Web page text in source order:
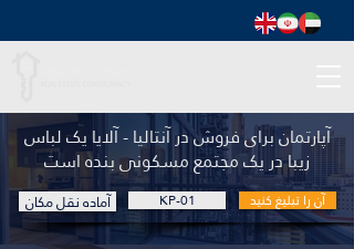
آپارتمان برای فروش در آنتالیا - آلایا یک لباس
زیبا در یک مجتمع مسکونی بنده است
آماده نقل مکان KP-01 آن را تبلیغ کنید